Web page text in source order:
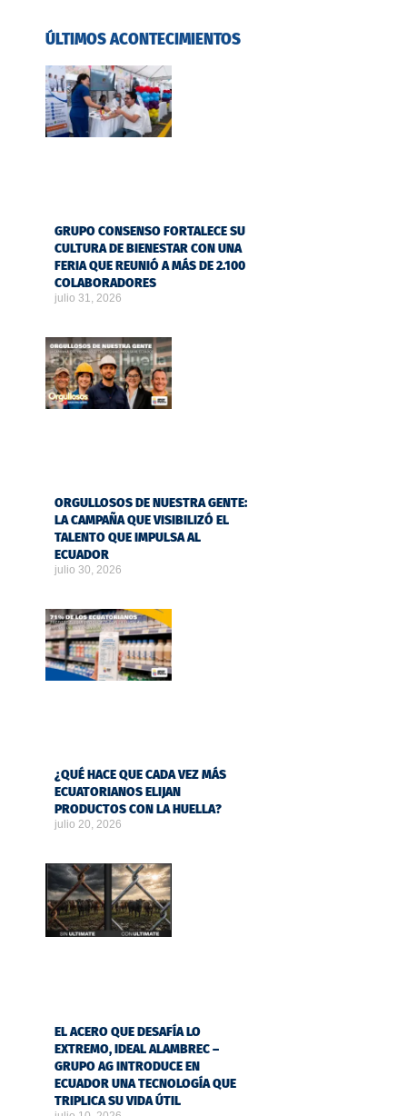
ÚLTIMOS ACONTECIMIENTOS
GRUPO CONSENSO FORTALECE SU
CULTURA DE BIENESTAR CON UNA
FERIA QUE REUNIÓ A MÁS DE 2.100
COLABORADORES
julio 31, 2026
ORGULLOSOS DE NUESTRA GENTE:
LA CAMPAÑA QUE VISIBILIZÓ EL
TALENTO QUE IMPULSA AL
ECUADOR
julio 30, 2026
¿QUÉ HACE QUE CADA VEZ MÁS
ECUATORIANOS ELIJAN
PRODUCTOS CON LA HUELLA?
julio 20, 2026
EL ACERO QUE DESAFÍA LO
EXTREMO, IDEAL ALAMBREC –
GRUPO AG INTRODUCE EN
ECUADOR UNA TECNOLOGÍA QUE
TRIPLICA SU VIDA ÚTIL